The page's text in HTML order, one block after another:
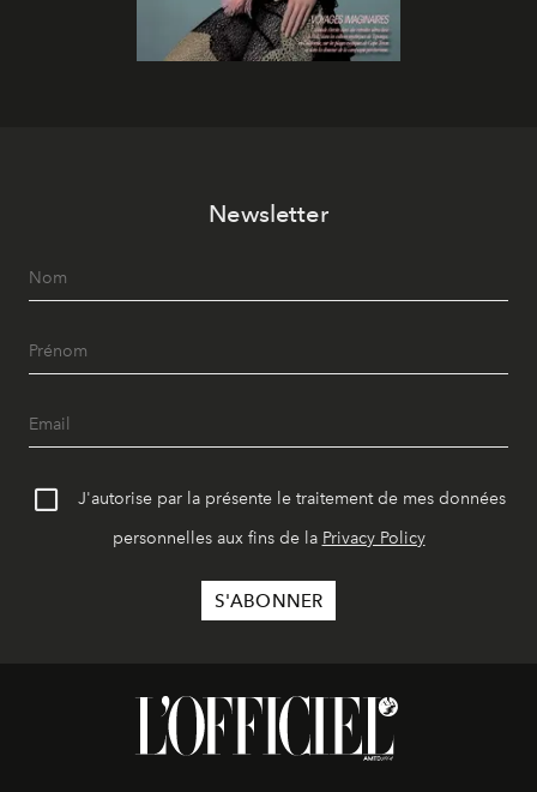
Newsletter
J'autorise par la présente le traitement de mes données
personnelles aux fins de la Privacy Policy